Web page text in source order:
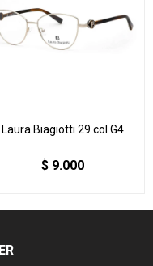
Laura Biagiotti 29 col G4
$ 9.000